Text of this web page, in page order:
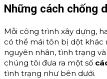
Những cách chống
Mỗi công trình xây dựng,
có thể mái tôn bị dột khác
nguyên nhân, tình trạng
chúng tôi đưa ra một số
tình trạng như bên dưới.